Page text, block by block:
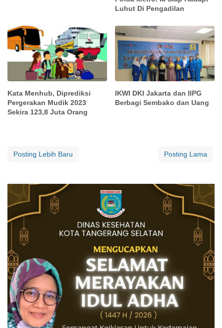
Luhut Di Pengadilan
Kata Menhub, Diprediksi
Pergerakan Mudik 2023
Sekira 123,8 Juta Orang
IKWI DKI Jakarta dan IIPG
Berbagi Sembako dan Uang
Posting Lebih Baru Posting Lama